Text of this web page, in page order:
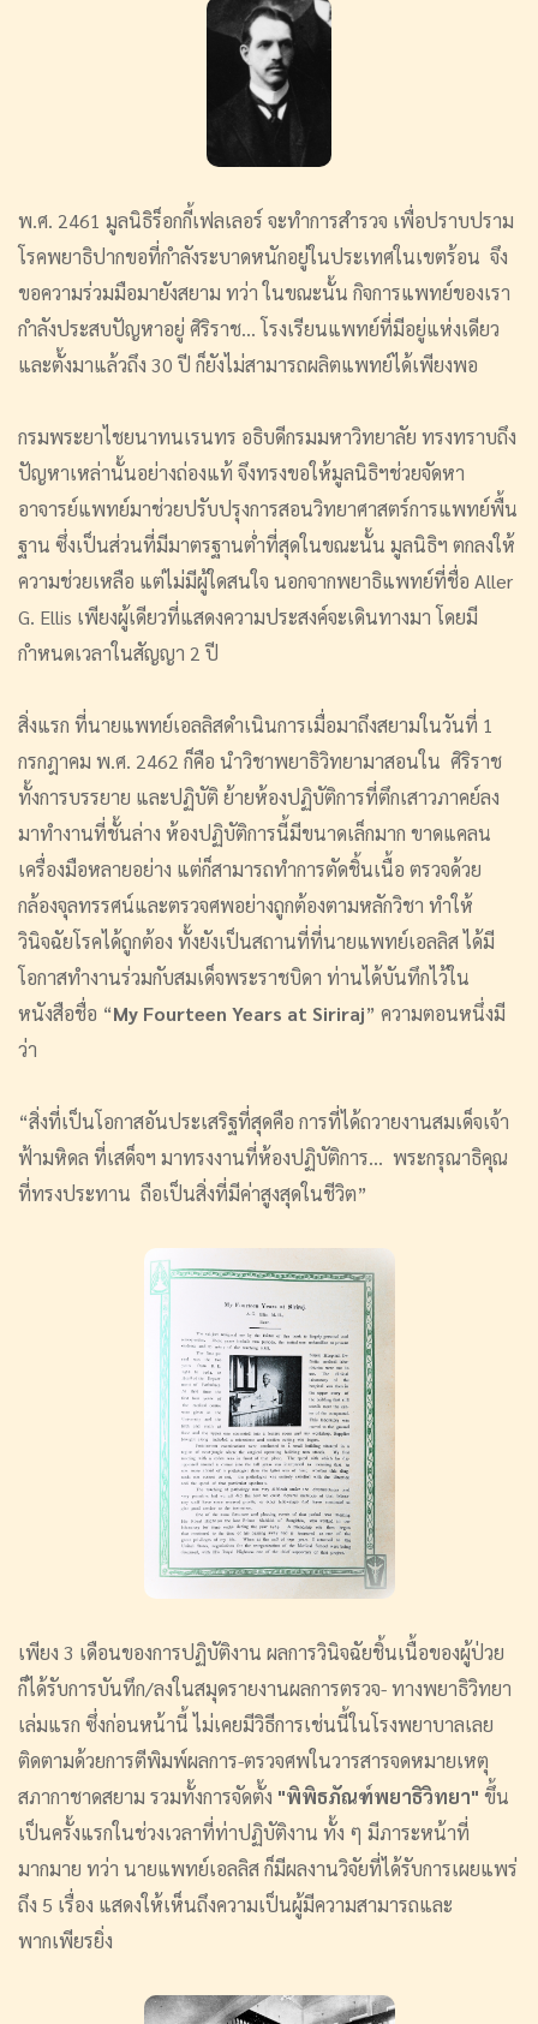
พ.ศ. 2461 มูลนิธิร็อกกี้เฟลเลอร์ จะทำการสำรวจ เพื่อปราบปราม
โรคพยาธิปากขอที่กำลังระบาดหนักอยู่ในประเทศในเขตร้อน จึง
ขอความร่วมมือมายังสยาม ทว่า ในขณะนั้น กิจการแพทย์ของเรา
กำลังประสบปัญหาอยู่ ศิริราช... โรงเรียนแพทย์ที่มีอยู่แห่งเดียว
และตั้งมาแล้วถึง 30 ปี ก็ยังไม่สามารถผลิตแพทย์ได้เพียงพอ
กรมพระยาไชยนาทนเรนทร อธิบดีกรมมหาวิทยาลัย ทรงทราบถึง
ปัญหาเหล่านั้นอย่างถ่องแท้ จึงทรงขอให้มูลนิธิฯช่วยจัดหา
อาจารย์แพทย์มาช่วยปรับปรุงการสอนวิทยาศาสตร์การแพทย์พื้น
ฐาน ซึ่งเป็นส่วนที่มีมาตรฐานต่ำที่สุดในขณะนั้น มูลนิธิฯ ตกลงให้
ความช่วยเหลือ แต่ไม่มีผู้ใดสนใจ นอกจากพยาธิแพทย์ที่ชื่อ Aller
G. Ellis เพียงผู้เดียวที่แสดงความประสงค์จะเดินทางมา โดยมี
กำหนดเวลาในสัญญา 2 ปี
สิ่งแรก ที่นายแพทย์เอลลิสดำเนินการเมื่อมาถึงสยามในวันที่ 1
กรกฎาคม พ.ศ. 2462 ก็คือ นำวิชาพยาธิวิทยามาสอนใน ศิริราช
ทั้งการบรรยาย และปฏิบัติ ย้ายห้องปฏิบัติการที่ตึกเสาวภาคย์ลง
มาทำงานที่ชั้นล่าง ห้องปฏิบัติการนี้มีขนาดเล็กมาก ขาดแคลน
เครื่องมือหลายอย่าง แต่ก็สามารถทำการตัดชิ้นเนื้อ ตรวจด้วย
กล้องจุลทรรศน์และตรวจศพอย่างถูกต้องตามหลักวิชา ทำให้
วินิจฉัยโรคได้ถูกต้อง ทั้งยังเป็นสถานที่ที่นายแพทย์เอลลิส ได้มี
โอกาสทำงานร่วมกับสมเด็จพระราชบิดา ท่านได้บันทึกไว้ใน
หนังสือชื่อ “My Fourteen Years at Siriraj” ความตอนหนึ่งมี
ว่า
“สิ่งที่เป็นโอกาสอันประเสริฐที่สุดคือ การที่ได้ถวายงานสมเด็จเจ้า
ฟ้ามหิดล ที่เสด็จฯ มาทรงงานที่ห้องปฏิบัติการ... พระกรุณาธิคุณ
ที่ทรงประทาน ถือเป็นสิ่งที่มีค่าสูงสุดในชีวิต”
เพียง 3 เดือนของการปฏิบัติงาน ผลการวินิจฉัยชิ้นเนื้อของผู้ป่วย
ก็ได้รับการบันทึก/ลงในสมุดรายงานผลการตรวจ- ทางพยาธิวิทยา
เล่มแรก ซึ่งก่อนหน้านี้ ไม่เคยมีวิธีการเช่นนี้ในโรงพยาบาลเลย
ติดตามด้วยการตีพิมพ์ผลการ-ตรวจศพในวารสารจดหมายเหตุ
สภากาชาดสยาม รวมทั้งการจัดตั้ง "พิพิธภัณฑ์พยาธิวิทยา" ขึ้น
เป็นครั้งแรกในช่วงเวลาที่ท่าปฏิบัติงาน ทั้ง ๆ มีภาระหน้าที่
มากมาย ทว่า นายแพทย์เอลลิส ก็มีผลงานวิจัยที่ได้รับการเผยแพร่
ถึง 5 เรื่อง แสดงให้เห็นถึงความเป็นผู้มีความสามารถและ
พากเพียรยิ่ง